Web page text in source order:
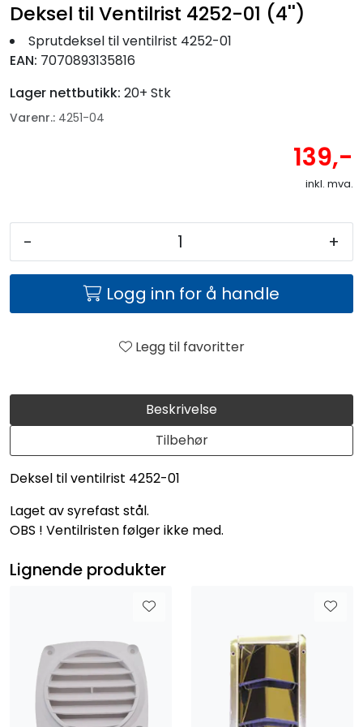
Beskrivelse
Tilbehør
Deksel til ventilrist 4252-01
Laget av syrefast stål.
OBS ! Ventilristen følger ikke med.
Deksel til Ventilrist 4252-01 (4'')
Sprutdeksel til ventilrist 4252-01
EAN: 7070893135816
Lager nettbutikk: 20+ Stk
Varenr.: 4251-04
139,-
inkl. mva.
- +
Logg inn for å handle
Legg til favoritter
Lignende produkter
Fritid/Sikkerhet
Båtpleie/Opplag